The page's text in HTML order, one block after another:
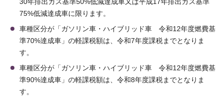
30年排出ガス基準50%低減達成車又は平成17年排出ガス基準
75%低減達成車に限ります。
車種区分が「ガソリン車・ハイブリッド車 令和12年度燃費基
準70%達成車」の軽課税額は、令和7年度課税までとなりま
す。
車種区分が「ガソリン車・ハイブリッド車 令和12年度燃費基
準90%達成車」の軽課税額は、令和8年度課税までとなりま
す。